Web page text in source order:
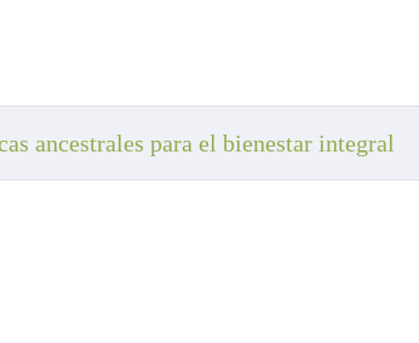
aceite caliente para rodillas, que alivia dolor y rigidez.
paso a paso.
de la compra, para que empieces hoy mismo.
que quieras, a tu ritmo.
ancestrales para el bienestar integral